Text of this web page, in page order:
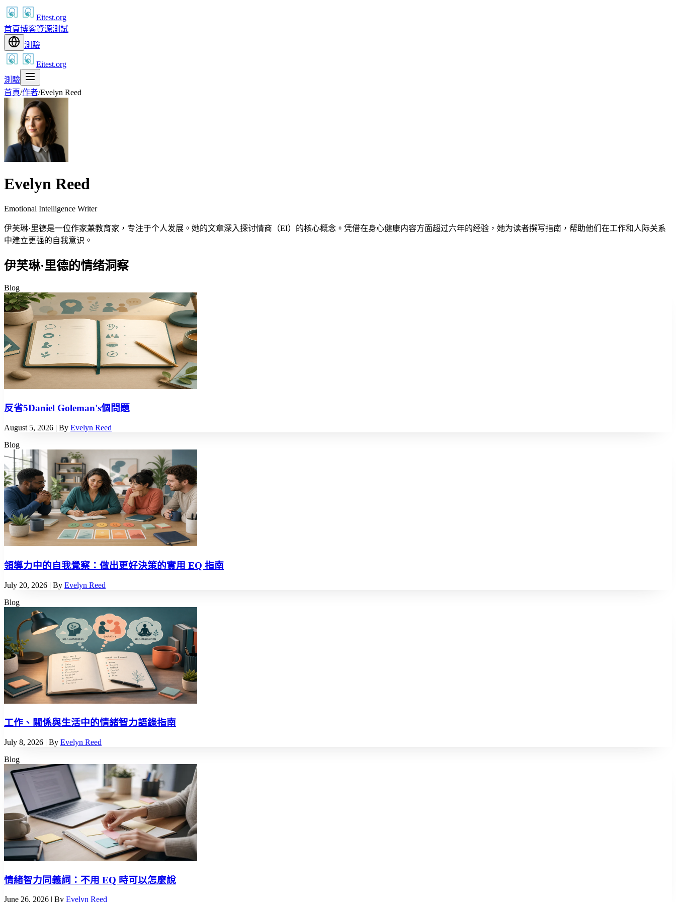
Eitest.org
首頁博客資源測試
測驗
Eitest.org
測驗
首頁/作者/Evelyn Reed
Evelyn Reed
Emotional Intelligence Writer
伊芙琳·里德是一位作家兼教育家，专注于个人发展。她的文章深入探讨情商（EI）的核心概念。凭借在身心健康内容方面超过六年的经验，她为读者撰写指南，帮助他们在工作和人际关系
中建立更强的自我意识。
伊芙琳·里德的情绪洞察
Blog
反省5Daniel Goleman's個問題
August 5, 2026 | By Evelyn Reed
Blog
領導力中的自我覺察：做出更好決策的實用 EQ 指南
July 20, 2026 | By Evelyn Reed
Blog
工作、關係與生活中的情緒智力語錄指南
July 8, 2026 | By Evelyn Reed
Blog
情緒智力同義詞：不用 EQ 時可以怎麼說
June 26, 2026 | By Evelyn Reed